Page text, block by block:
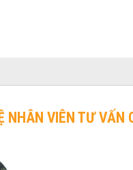
NHÂN VIÊN TƯ VẤN